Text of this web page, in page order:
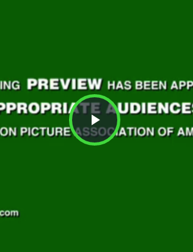
Play